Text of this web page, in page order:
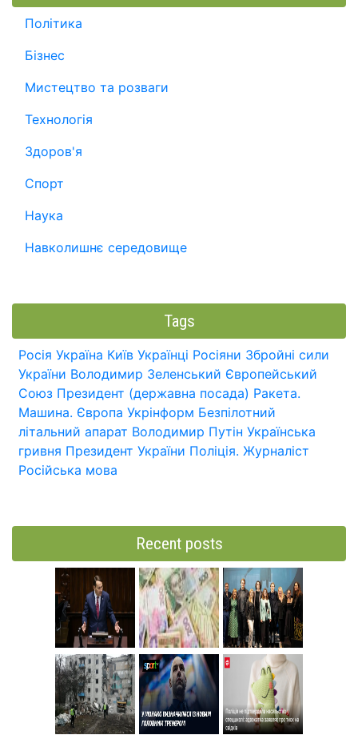
Політика
Бізнес
Мистецтво та розваги
Технологія
Здоров'я
Спорт
Наука
Навколишнє середовище
Tags
Росія Україна Київ Українці Росіяни Збройні сили
України Володимир Зеленський Європейський
Союз Президент (державна посада) Ракета.
Машина. Європа Укрінформ Безпілотний
літальний апарат Володимир Путін Українська
гривня Президент України Поліція. Журналіст
Російська мова
Recent posts